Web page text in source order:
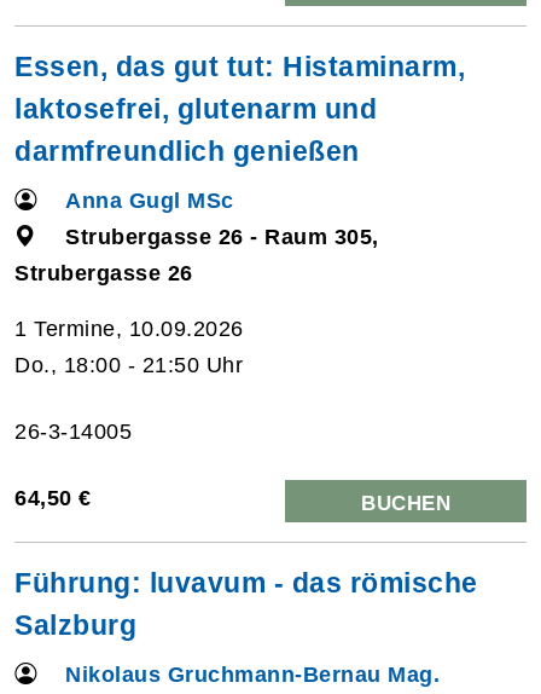
Essen, das gut tut: Histaminarm,
laktosefrei, glutenarm und
darmfreundlich genießen
Anna Gugl MSc
Strubergasse 26 - Raum 305,
Strubergasse 26
1 Termine, 10.09.2026
Do., 18:00 - 21:50 Uhr
26-3-14005
64,50 € BUCHEN
Führung: luvavum - das römische
Salzburg
Nikolaus Gruchmann-Bernau Mag.